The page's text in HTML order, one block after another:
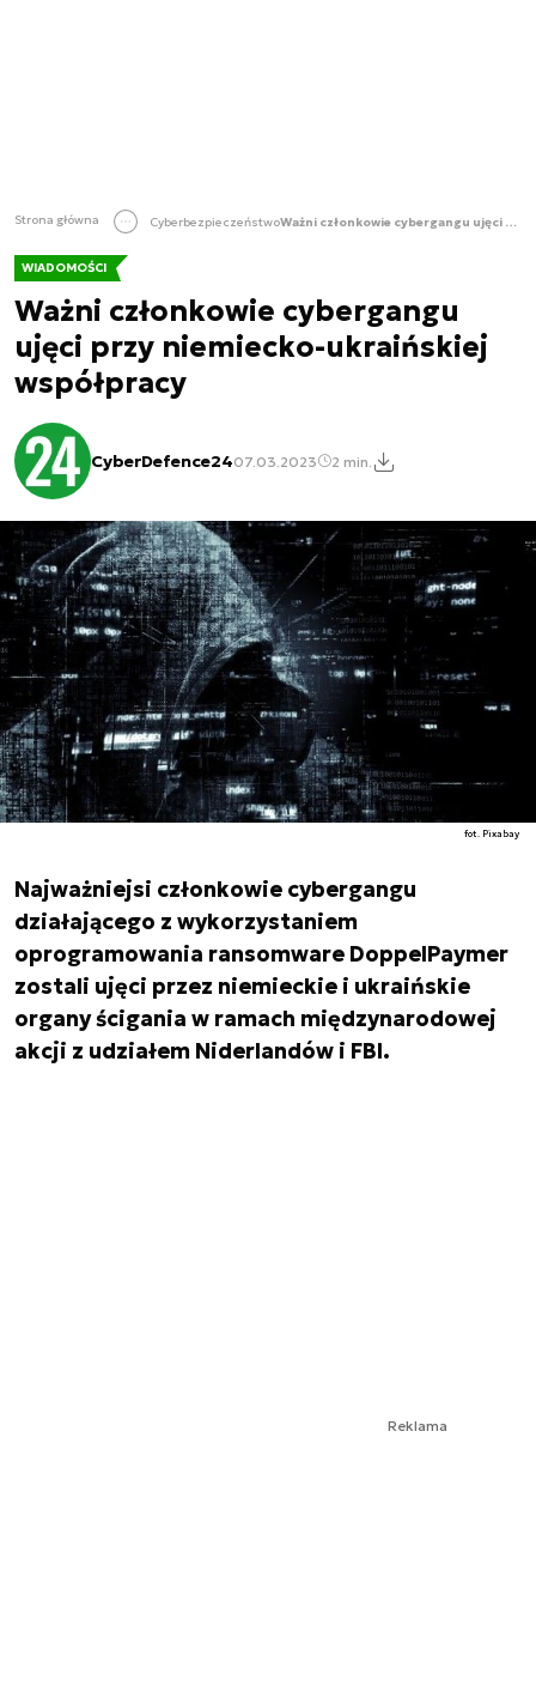
Strona główna Cyberbezpieczeństwo Ważni członkowie cybergangu ujęci przy niemiecko-ukraińskiej współpracy
WIADOMOŚCI
Ważni członkowie cybergangu
ujęci przy niemiecko-ukraińskiej
współpracy
CyberDefence2407.03.2023 2 min.
fot. Pixabay
Najważniejsi członkowie cybergangu
działającego z wykorzystaniem
oprogramowania ransomware DoppelPaymer
zostali ujęci przez niemieckie i ukraińskie
organy ścigania w ramach międzynarodowej
akcji z udziałem Niderlandów i FBI.
Reklama